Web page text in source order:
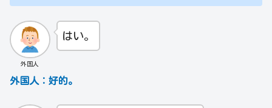
外国人
はい。
外国人 ： 好的。